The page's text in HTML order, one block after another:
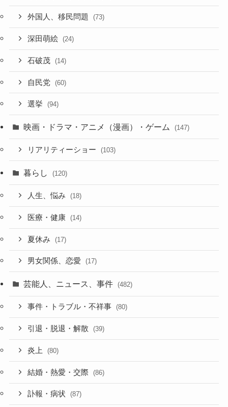
外国人、移民問題 (73)
深田萌絵 (24)
石破茂 (14)
自民党 (60)
選挙 (94)
映画・ドラマ・アニメ（漫画）・ゲーム (147)
リアリティーショー (103)
暮らし (120)
人生、悩み (18)
医療・健康 (14)
夏休み (17)
男女関係、恋愛 (17)
芸能人、ニュース、事件 (482)
事件・トラブル・不祥事 (80)
引退・脱退・解散 (39)
炎上 (80)
結婚・熱愛・交際 (86)
訃報・病状 (87)